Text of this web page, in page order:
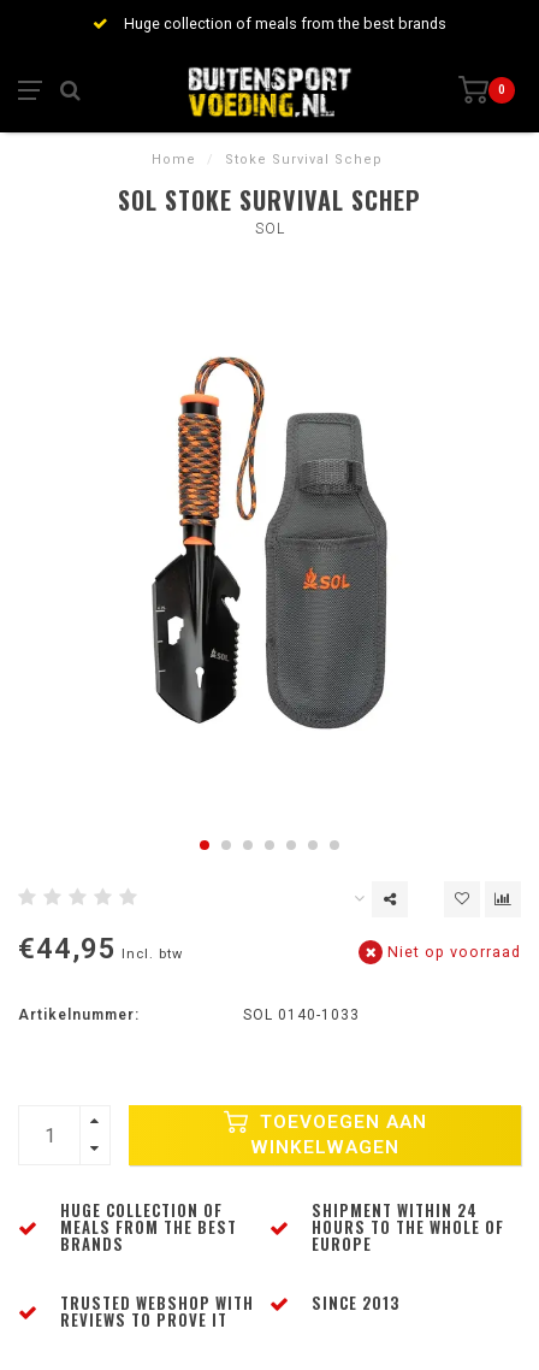
Huge collection of meals from the best brands
0
Home / Stoke Survival Schep
SOL STOKE SURVIVAL SCHEP
SOL
€44,95 Incl. btw Niet op voorraad
Artikelnummer: SOL 0140-1033
TOEVOEGEN AAN
WINKELWAGEN
HUGE COLLECTION OF
MEALS FROM THE BEST
BRANDS
SHIPMENT WITHIN 24
HOURS TO THE WHOLE OF
EUROPE
TRUSTED WEBSHOP WITH
REVIEWS TO PROVE IT
SINCE 2013